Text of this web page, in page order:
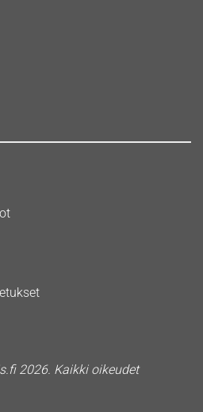
2026. Kaikki oikeudet